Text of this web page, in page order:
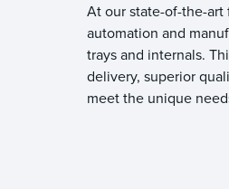
At our state-of-the-
automation and
trays and internals.
delivery, superior
meet the unique